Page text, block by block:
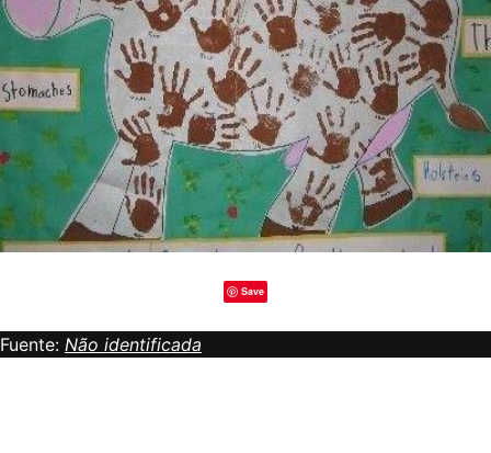
Save
Fuente: Não identificada